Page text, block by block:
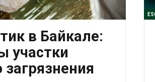
в Байкале:
участки
загрязнения